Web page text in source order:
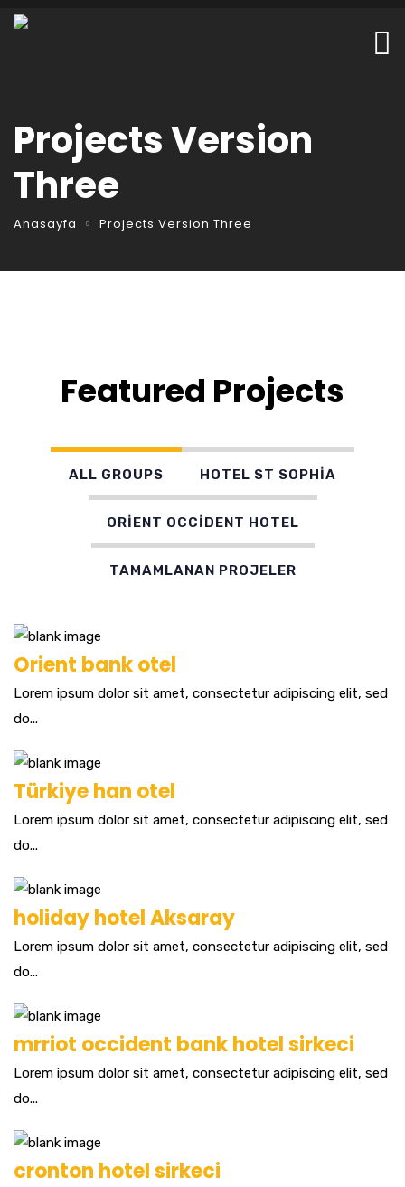
Projects Version
Three
Anasayfa Projects Version Three
Featured Projects
ALL GROUPS HOTEL ST SOPHİA
ORİENT OCCİDENT HOTEL
TAMAMLANAN PROJELER
Orient bank otel
Lorem ipsum dolor sit amet, consectetur adipiscing elit, sed
do...
Türkiye han otel
Lorem ipsum dolor sit amet, consectetur adipiscing elit, sed
do...
holiday hotel Aksaray
Lorem ipsum dolor sit amet, consectetur adipiscing elit, sed
do...
mrriot occident bank hotel sirkeci
Lorem ipsum dolor sit amet, consectetur adipiscing elit, sed
do...
cronton hotel sirkeci